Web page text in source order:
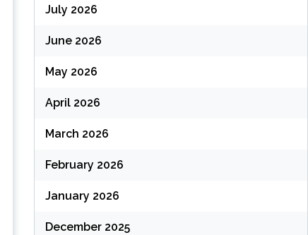
July 2026
June 2026
May 2026
April 2026
March 2026
February 2026
January 2026
December 2025